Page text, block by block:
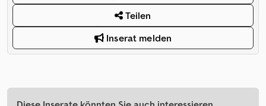
Teilen
Inserat melden